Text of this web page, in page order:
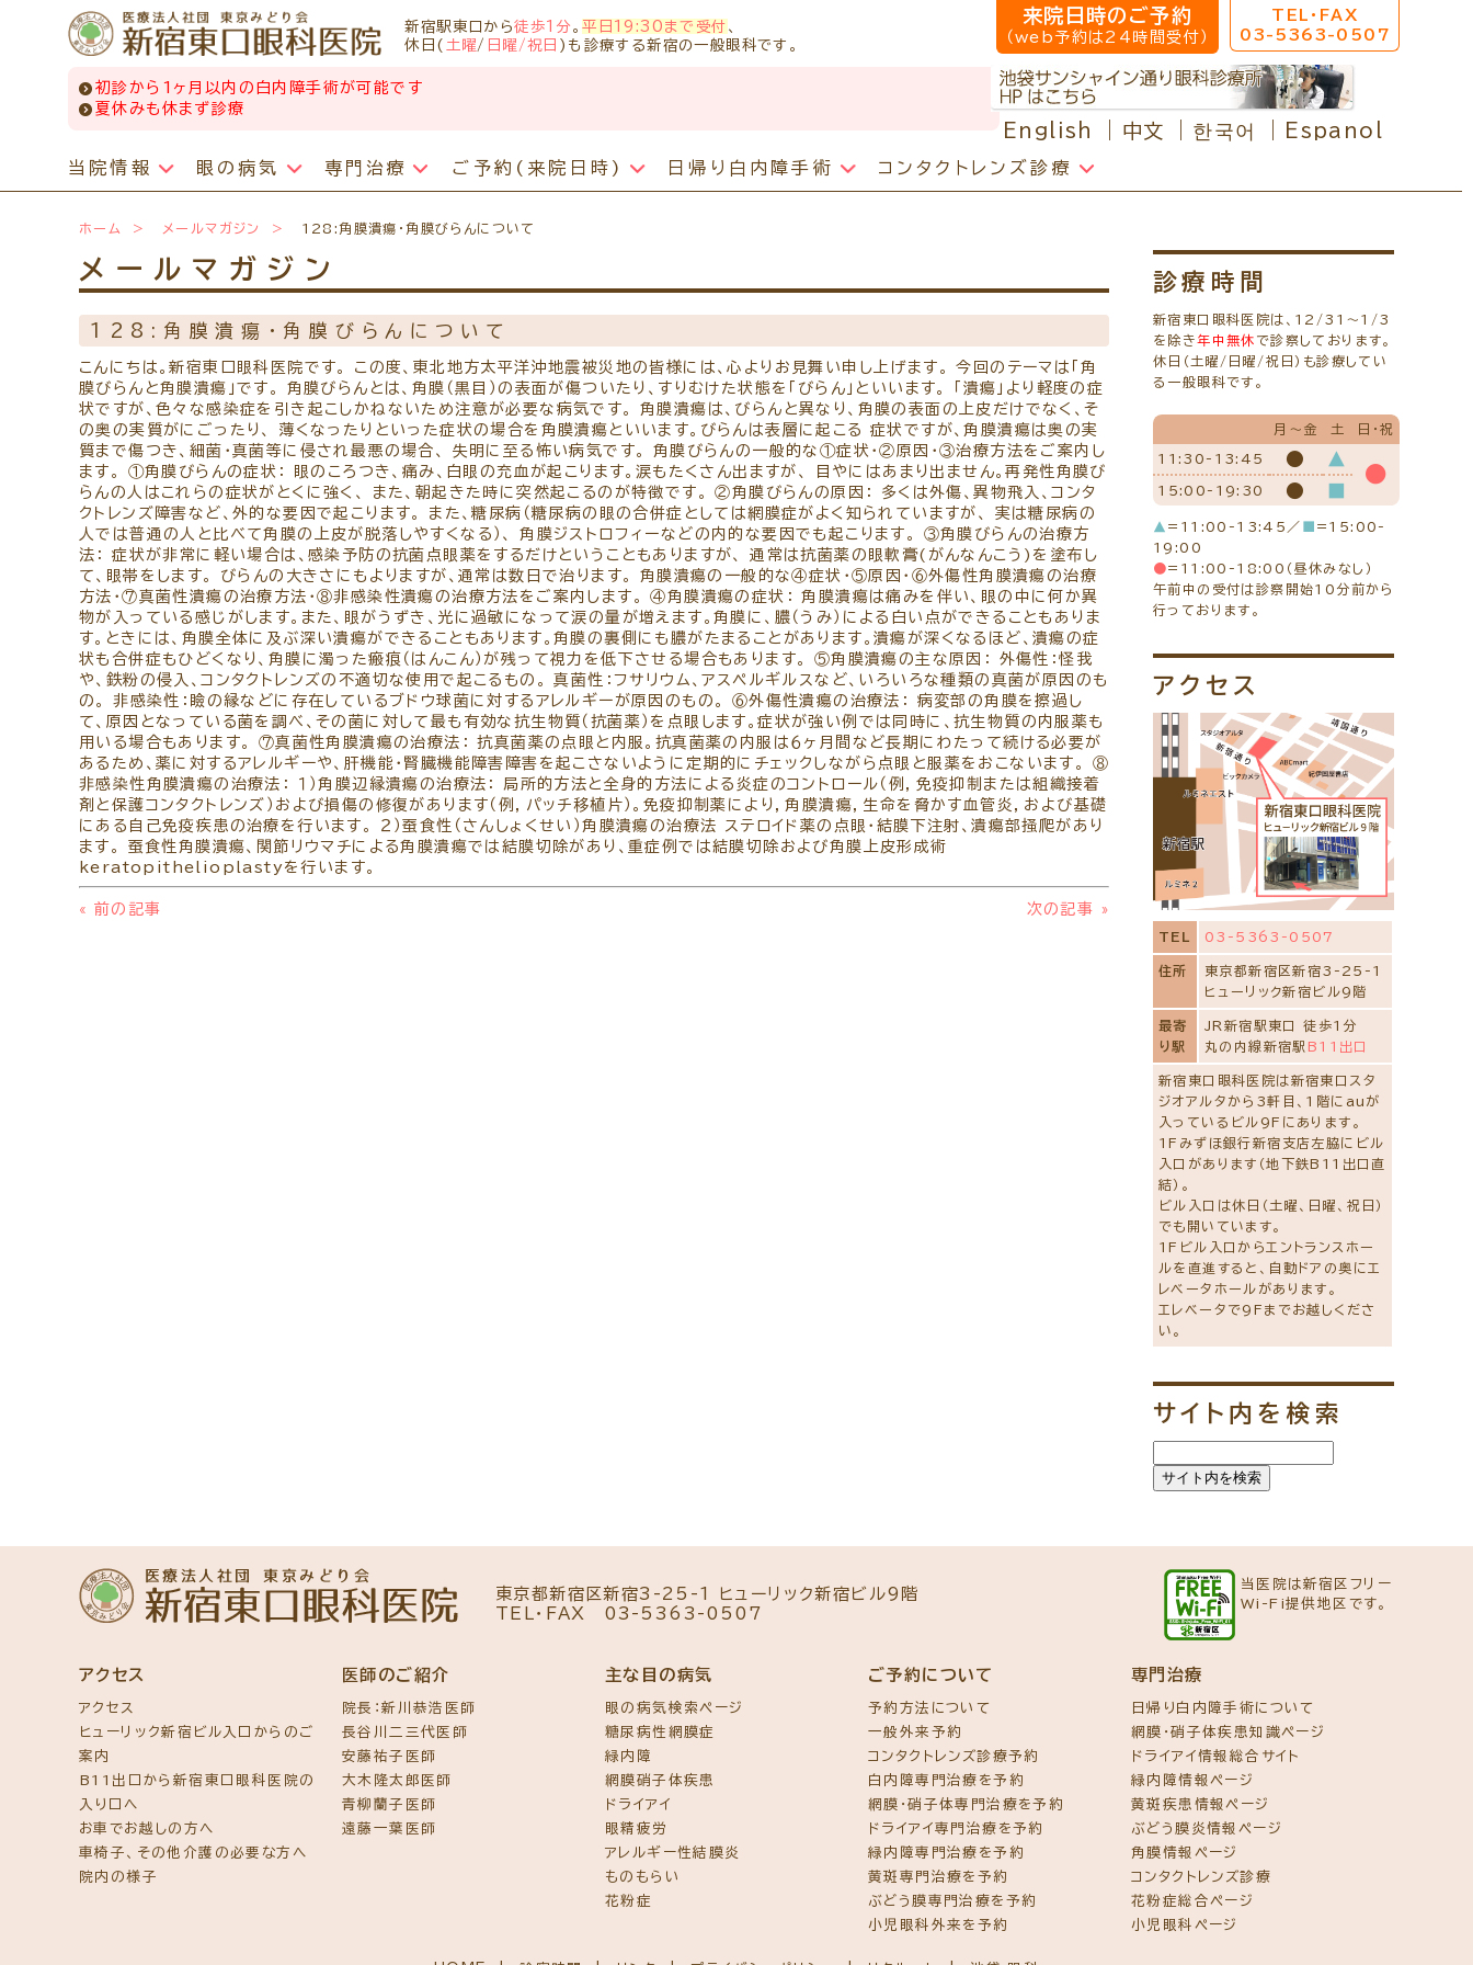
新宿駅東口から徒歩1分。平日19:30まで受付 、
休日( 土曜/ 日曜/祝日 )も診療する新宿の一般眼科です。
初診から1ヶ月以内の白内障手術が可能です
夏休みも休まず診療
当院情報
最新情報
感染症予防のための衛生環境整備の取り組み
医師のご紹介
ごあいさつ
当院勤務医師のご紹介
院内の様子・設備
院内の様子
検査・治療・手術機器
診療のご案内
担当医予定表
当院へお越しになる方へのお願い
診察の流れ
問診票ダウンロード
時間帯別の混雑状況
診療の所要時間
検査費用の目安
車椅子、その他介護の必要な方へ
メールマガジン
よくある質問
診療報酬に関する院内掲示
医療機関の皆様へ
リンク
リクルート
パンフレットのダウンロード
眼の病気
眼の病気
病名から探す
症状から探す
構造から探す
お薬の使用方法
ドライアイ
眼精疲労
アレルギー性結膜炎
ものもらい
花粉症
白内障
コンタクトレンズ診療
専門治療
専門治療
小児眼科専門治療ぺージ
網膜・硝子体疾患専門治療ページ
ドライアイ専門治療ページ
緑内障専門治療ページ
黄斑疾患専門治療ページ
ぶどう膜炎専門治療ページ
角膜疾患専門治療ページ
花粉症総合ページ
ご予約 (来院日時)
WEB予約(来院日時の設定)
一般外来予約
小児眼科専門治療を予約
コンタクトレンズ診療を予約
白内障専門治療を予約
白内障手術公開講座を予約
網膜・硝子体専門治療を予約
ドライアイ専門治療を予約
黄斑専門治療を予約
緑内障専門治療を予約
ぶどう膜専門治療を予約
予約をキャンセルする
日帰り白内障手術
日帰り白内障手術
手術担当医のご紹介
白内障手術をおすすめする理由
手術をするタイミング
白内障手術の費用
手術の方法・流れ
手術後
多焦点レンズ・選定療養について
よくある質問
白内障の症状チェック
コンタクトレンズ診療
コンタクトレンズ診療
処方箋を推奨する理由
定期検診について
コンタクトレンズの種類
遠近両用コンタクトレンズ
乱視用コンタクトレンズ
サークルレンズについて
しばらく眼科受診していない方へ
初めてコンタクトレンズを使う方へ
コンタクトレンズの装着方法
English 中文 한국어 Espanol
来院日時のご予約
（web予約は24時間受付）
TEL・FAX
03-5363-0507
ホーム メールマガジン 128:角膜潰瘍・角膜びらんについて
メールマガジン
128:角膜潰瘍・角膜びらんについて
こんにちは。新宿東口眼科医院です。 この度、東北地方太平洋沖地震被災地の皆様には、心よりお見舞い申し上げます。 今回のテーマは「角
膜びらんと角膜潰瘍」です。 角膜びらんとは、角膜（黒目）の表面が傷ついたり、すりむけた状態を「びらん」といいます。 「潰瘍」より軽度の症
状ですが、色々な感染症を引き起こしかねないため注意が必要な病気です。 角膜潰瘍は、びらんと異なり、角膜の表面の上皮だけでなく、そ
の奥の実質がにごったり、 薄くなったりといった症状の場合を角膜潰瘍といいます。びらんは表層に起こる 症状ですが、角膜潰瘍は奥の実
質まで傷つき、細菌・真菌等に侵され最悪の場合、 失明に至る怖い病気です。 角膜びらんの一般的な①症状・②原因・③治療方法をご案内し
ます。 ①角膜びらんの症状： 眼のころつき、痛み、白眼の充血が起こります。涙もたくさん出ますが、 目やにはあまり出ません。再発性角膜び
らんの人はこれらの症状がとくに強く、 また、朝起きた時に突然起こるのが特徴です。 ②角膜びらんの原因： 多くは外傷、異物飛入、コンタ
クトレンズ障害など、外的な要因で起こります。 また、糖尿病（糖尿病の眼の合併症としては網膜症がよく知られていますが、 実は糖尿病の
人では普通の人と比べて角膜の上皮が脱落しやすくなる）、 角膜ジストロフィーなどの内的な要因でも起こります。 ③角膜びらんの治療方
法： 症状が非常に軽い場合は、感染予防の抗菌点眼薬をするだけということもありますが、 通常は抗菌薬の眼軟膏(がんなんこう)を塗布し
て、眼帯をします。 びらんの大きさにもよりますが、通常は数日で治ります。 角膜潰瘍の一般的な④症状・⑤原因・⑥外傷性角膜潰瘍の治療
方法・⑦真菌性潰瘍の治療方法・⑧非感染性潰瘍の治療方法をご案内します。 ④角膜潰瘍の症状： 角膜潰瘍は痛みを伴い、眼の中に何か異
物が入っている感じがします。また、眼がうずき、光に過敏になって涙の量が増えます。角膜に、膿（うみ）による白い点ができることもありま
す。ときには、角膜全体に及ぶ深い潰瘍ができることもあります。角膜の裏側にも膿がたまることがあります。潰瘍が深くなるほど、潰瘍の症
状も合併症もひどくなり、角膜に濁った瘢痕（はんこん）が残って視力を低下させる場合もあります。 ⑤角膜潰瘍の主な原因： 外傷性：怪我
や、鉄粉の侵入、コンタクトレンズの不適切な使用で起こるもの。 真菌性：フサリウム、アスペルギルスなど、いろいろな種類の真菌が原因のも
の。 非感染性：瞼の縁などに存在しているブドウ球菌に対するアレルギーが原因のもの。 ⑥外傷性潰瘍の治療法： 病変部の角膜を擦過し
て、原因となっている菌を調べ、その菌に対して最も有効な抗生物質（抗菌薬）を点眼します。症状が強い例では同時に、抗生物質の内服薬も
用いる場合もあります。 ⑦真菌性角膜潰瘍の治療法： 抗真菌薬の点眼と内服。抗真菌薬の内服は６ヶ月間など長期にわたって続ける必要が
あるため、薬に対するアレルギーや、肝機能・腎臓機能障害障害を起こさないように定期的にチェックしながら点眼と服薬をおこないます。 ⑧
非感染性角膜潰瘍の治療法： １）角膜辺縁潰瘍の治療法： 局所的方法と全身的方法による炎症のコントロール（例，免疫抑制または組織接着
剤と保護コンタクトレンズ）および損傷の修復があります（例，パッチ移植片）。免疫抑制薬により，角膜潰瘍，生命を脅かす血管炎，および基礎
にある自己免疫疾患の治療を行います。 ２）蚕食性（さんしょくせい）角膜潰瘍の治療法 ステロイド薬の点眼・結膜下注射、潰瘍部掻爬があり
ます。 蚕食性角膜潰瘍、関節リウマチによる角膜潰瘍では結膜切除があり、重症例では結膜切除および角膜上皮形成術
keratopithelioplastyを行います。
« 前の記事 次の記事 »
診療時間
新宿東口眼科医院は、12/31～1/3
を除き年中無休 で診察しております。
休日（土曜/日曜/祝日）も診療してい
る一般眼科です。
月～金 土 日・祝
11:30-13:45 ● ▲
●
15:00-19:30 ●
▲ =11:00-13:45／
=15:00-
19:00
●=11:00-18:00（昼休みなし）
午前中の受付は診察開始10分前から
行っております。
アクセス
TEL 03-5363-0507
住所
東京都新宿区新宿3-25-1
ヒューリック新宿ビル9階
最寄
り駅
JR新宿駅東口 徒歩1分
丸の内線新宿駅 B11出口
新宿東口眼科医院は新宿東口スタ
ジオアルタから3軒目、1階にauが
入っているビル9Fにあります。
1Fみずほ銀行新宿支店左脇にビル
入口があります（地下鉄B11出口直
結）。
ビル入口は休日（土曜、日曜、祝日）
でも開いています。
1Fビル入口からエントランスホー
ルを直進すると、自動ドアの奥にエ
レベータホールがあります。
エレベータで9Fまでお越しくださ
い。
サイト内を検索
東京都新宿区新宿3-25-1 ヒューリック新宿ビル9階
TEL・FAX 03-5363-0507
当医院は新宿区フリー
Wi-Fi提供地区です。
アクセス
アクセス
ヒューリック新宿ビル入口からのご
案内
B11出口から新宿東口眼科医院の
入り口へ
お車でお越しの方へ
車椅子、その他介護の必要な方へ
院内の様子
医師のご紹介
院長：新川恭浩医師
長谷川二三代医師
安藤祐子医師
大木隆太郎医師
青柳蘭子医師
遠藤一葉医師
主な目の病気
眼の病気検索ページ
糖尿病性網膜症
緑内障
網膜硝子体疾患
ドライアイ
眼精疲労
アレルギー性結膜炎
ものもらい
花粉症
ご予約について
予約方法について
一般外来予約
コンタクトレンズ診療予約
白内障専門治療を予約
網膜・硝子体専門治療を予約
ドライアイ専門治療を予約
緑内障専門治療を予約
黄斑専門治療を予約
ぶどう膜専門治療を予約
小児眼科外来を予約
専門治療
日帰り白内障手術について
網膜・硝子体疾患知識ページ
ドライアイ情報総合サイト
緑内障情報ページ
黄斑疾患情報ページ
ぶどう膜炎情報ページ
角膜情報ページ
コンタクトレンズ診療
花粉症総合ページ
小児眼科ページ